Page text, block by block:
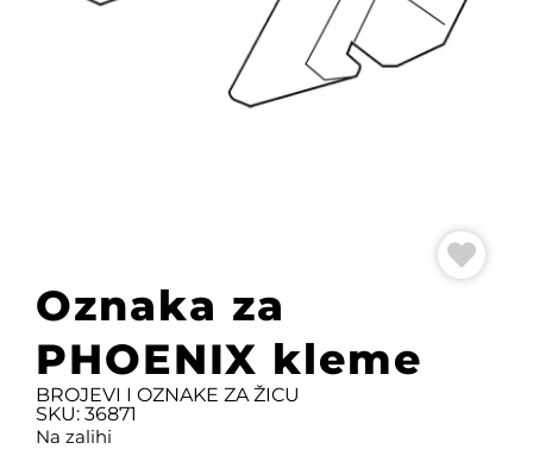
Oznaka za
PHOENIX kleme
BROJEVI I OZNAKE ZA ŽICU
SKU: 36871
Na zalihi